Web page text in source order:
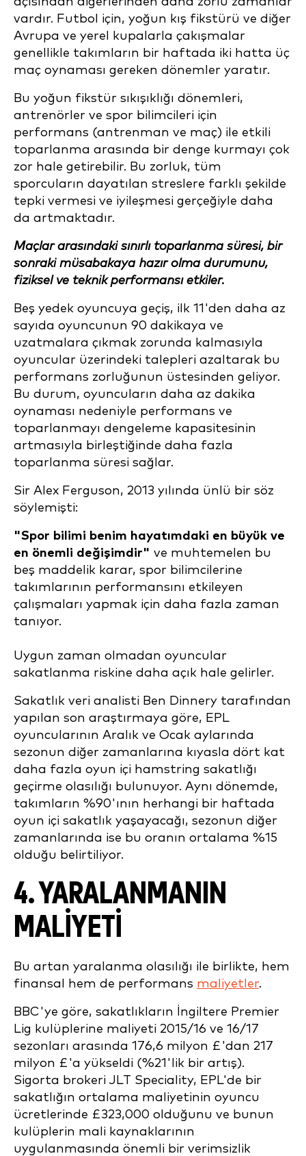
vardır. Futbol için, yoğun kış fikstürü ve diğer
Avrupa ve yerel kupalarla çakışmalar
genellikle takımların bir haftada iki hatta üç
maç oynaması gereken dönemler yaratır.
Bu yoğun fikstür sıkışıklığı dönemleri,
antrenörler ve spor bilimcileri için
performans (antrenman ve maç) ile etkili
toparlanma arasında bir denge kurmayı çok
zor hale getirebilir. Bu zorluk, tüm
sporcuların dayatılan streslere farklı şekilde
tepki vermesi ve iyileşmesi gerçeğiyle daha
da artmaktadır.
Maçlar arasındaki sınırlı toparlanma süresi, bir
sonraki müsabakaya hazır olma durumunu,
fiziksel ve teknik performansı etkiler.
Beş yedek oyuncuya geçiş, ilk 11'den daha az
sayıda oyuncunun 90 dakikaya ve
uzatmalara çıkmak zorunda kalmasıyla
oyuncular üzerindeki talepleri azaltarak bu
performans zorluğunun üstesinden geliyor.
Bu durum, oyuncuların daha az dakika
oynaması nedeniyle performans ve
toparlanmayı dengeleme kapasitesinin
artmasıyla birleştiğinde daha fazla
toparlanma süresi sağlar.
Sir Alex Ferguson, 2013 yılında ünlü bir söz
söylemişti:
"Spor bilimi benim hayatımdaki en büyük ve
en önemli değişimdir" ve muhtemelen bu
beş maddelik karar, spor bilimcilerine
takımlarının performansını etkileyen
çalışmaları yapmak için daha fazla zaman
tanıyor.
Uygun zaman olmadan oyuncular
sakatlanma riskine daha açık hale gelirler.
Sakatlık veri analisti Ben Dinnery tarafından
yapılan son araştırmaya göre, EPL
oyuncularının Aralık ve Ocak aylarında
sezonun diğer zamanlarına kıyasla dört kat
daha fazla oyun içi hamstring sakatlığı
geçirme olasılığı bulunuyor. Aynı dönemde,
takımların %90'ının herhangi bir haftada
oyun içi sakatlık yaşayacağı, sezonun diğer
zamanlarında ise bu oranın ortalama %15
olduğu belirtiliyor.
4. YARALANMANIN
MALIYETI
Bu artan yaralanma olasılığı ile birlikte, hem
finansal hem de performans maliyetler.
BBC'ye göre, sakatlıkların İngiltere Premier
Lig kulüplerine maliyeti 2015/16 ve 16/17
sezonları arasında 176,6 milyon £'dan 217
milyon £'a yükseldi (%21'lik bir artış).
Sigorta brokeri JLT Speciality, EPL'de bir
sakatlığın ortalama maliyetinin oyuncu
ücretlerinde £323,000 olduğunu ve bunun
kulüplerin mali kaynaklarının
uygulanmasında önemli bir verimsizlik